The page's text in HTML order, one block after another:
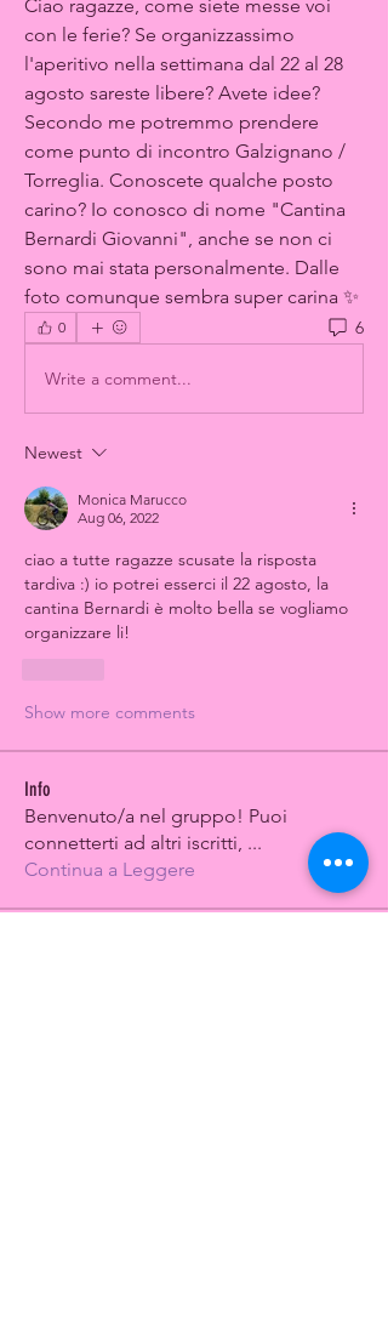
Ciao ragazze, come siete messe voi
con le ferie? Se organizzassimo
l'aperitivo nella settimana dal 22 al 28
agosto sareste libere? Avete idee?
Secondo me potremmo prendere
come punto di incontro Galzignano /
Torreglia. Conoscete qualche posto
carino? Io conosco di nome "Cantina
Bernardi Giovanni", anche se non ci
sono mai stata personalmente. Dalle
foto comunque sembra super carina ✨
0 6
Write a comment...
Newest
Monica Marucco
Aug 06, 2022
ciao a tutte ragazze scusate la risposta
tardiva :) io potrei esserci il 22 agosto, la
cantina Bernardi è molto bella se vogliamo
organizzare li!
Show more comments
Info
Benvenuto/a nel gruppo! Puoi
connetterti ad altri iscritti, ...
Continua a Leggere